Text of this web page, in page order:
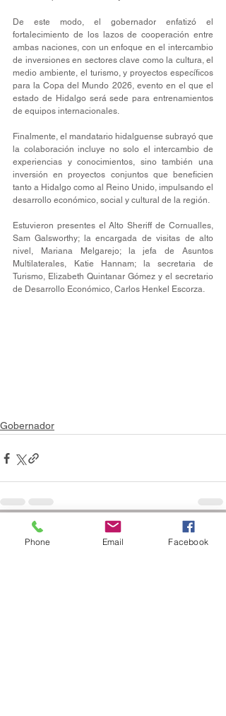
De este modo, el gobernador enfatizó el
fortalecimiento de los lazos de cooperación entre
ambas naciones, con un enfoque en el intercambio
de inversiones en sectores clave como la cultura, el
medio ambiente, el turismo, y proyectos específicos
para la Copa del Mundo 2026, evento en el que el
estado de Hidalgo será sede para entrenamientos
de equipos internacionales.
Finalmente, el mandatario hidalguense subrayó que
la colaboración incluye no solo el intercambio de
experiencias y conocimientos, sino también una
inversión en proyectos conjuntos que beneficien
tanto a Hidalgo como al Reino Unido, impulsando el
desarrollo económico, social y cultural de la región.
Estuvieron presentes el Alto Sheriff de Cornualles,
Sam Galsworthy; la encargada de visitas de alto
nivel, Mariana Melgarejo; la jefa de Asuntos
Multilaterales, Katie Hannam; la secretaria de
Turismo, Elizabeth Quintanar Gómez y el secretario
de Desarrollo Económico, Carlos Henkel Escorza.
Gobernador
Entradas recientes Ver todo
Phone Email Facebook